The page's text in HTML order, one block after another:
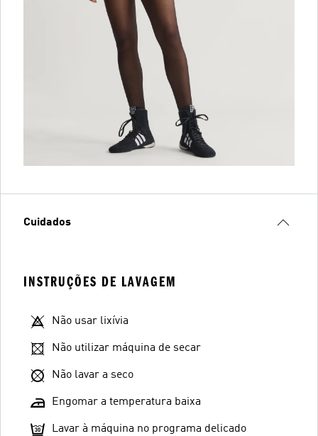
Cuidados
INSTRUÇÕES DE LAVAGEM
Não usar lixívia
Não utilizar máquina de secar
Não lavar a seco
Engomar a temperatura baixa
Lavar à máquina no programa delicado